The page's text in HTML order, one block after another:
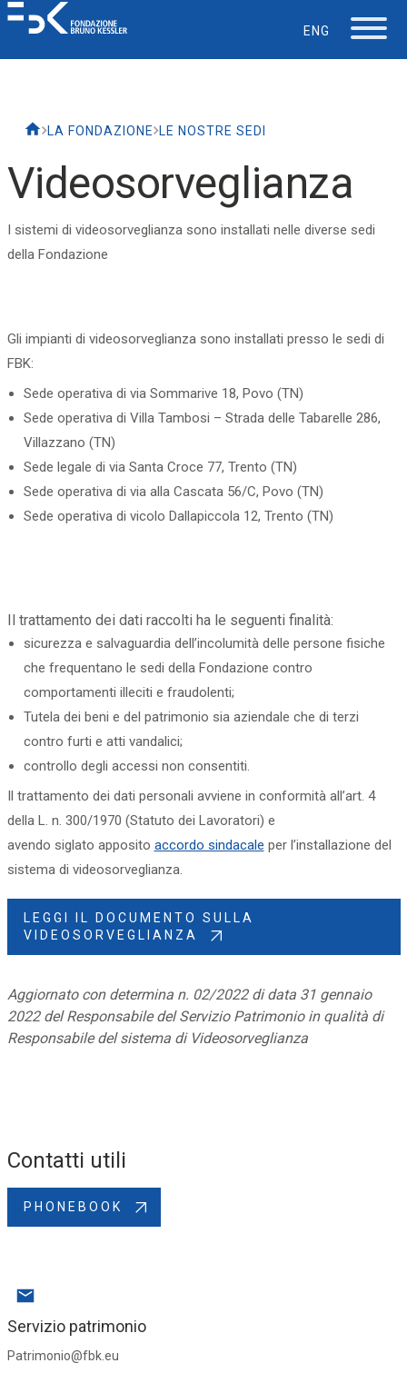
ENG
La vita in FBK
Supporto
LA FONDAZIONE LE NOSTRE SEDI
Videosorveglianza
I sistemi di videosorveglianza sono installati nelle diverse sedi
della Fondazione
Gli impianti di videosorveglianza sono installati presso le sedi di
FBK:
Sede operativa di via Sommarive 18, Povo (TN)
Sede operativa di Villa Tambosi – Strada delle Tabarelle 286,
Villazzano (TN)
Sede legale di via Santa Croce 77, Trento (TN)
Sede operativa di via alla Cascata 56/C, Povo (TN)
Sede operativa di vicolo Dallapiccola 12, Trento (TN)
Il trattamento dei dati raccolti ha le seguenti finalità:
sicurezza e salvaguardia dell’incolumità delle persone fisiche
che frequentano le sedi della Fondazione contro
comportamenti illeciti e fraudolenti;
Tutela dei beni e del patrimonio sia aziendale che di terzi
contro furti e atti vandalici;
controllo degli accessi non consentiti.
Il trattamento dei dati personali avviene in conformità all’art. 4
della L. n. 300/1970 (Statuto dei Lavoratori) e
avendo siglato apposito accordo sindacale per l’installazione del
sistema di videosorveglianza.
LEGGI IL DOCUMENTO SULLA
VIDEOSORVEGLIANZA
Aggiornato con determina n. 02/2022 di data 31 gennaio
2022 del Responsabile del Servizio Patrimonio in qualità di
Responsabile del sistema di Videosorveglianza
Contatti utili
PHONEBOOK
Servizio patrimonio
Patrimonio@fbk.eu